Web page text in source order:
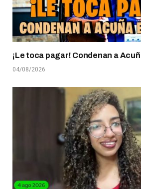
¡Le toca pagar! Condenan a
04/08/2026